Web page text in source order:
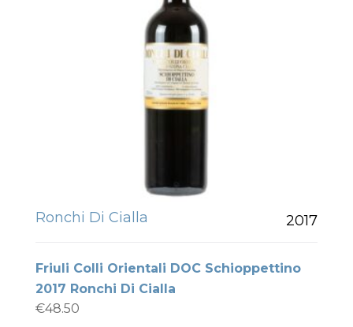
Ronchi Di Cialla 2017
Friuli Colli Orientali DOC Schioppettino
2017 Ronchi Di Cialla
€48.50